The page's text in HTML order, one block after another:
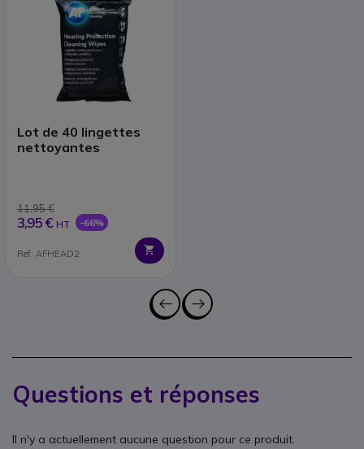
Lot de 40 lingettes
nettoyantes
11,95 €
3,95 € HT -66%
Ref: AFHEAD2
Questions et réponses
Il n'y a actuellement aucune question pour ce produit.